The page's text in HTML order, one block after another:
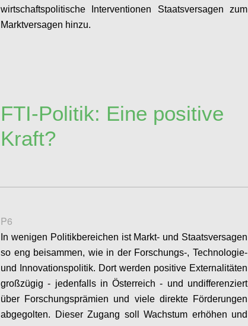
wirtschaftspolitische Interventionen Staatsversagen zum
Marktversagen hinzu.
FTI-Politik: Eine positive
Kraft?
P6
In wenigen Politikbereichen ist Markt- und Staatsversagen
so eng beisammen, wie in der Forschungs-, Technologie-
und Innovationspolitik. Dort werden positive Externalitäten
großzügig - jedenfalls in Österreich - und undifferenziert
über Forschungsprämien und viele direkte Förderungen
abgegolten. Dieser Zugang soll Wachstum erhöhen und